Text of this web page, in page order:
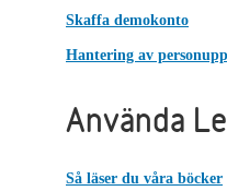
Skaffa demokonto
Hantering av
Använda
Så läser du våra böcker